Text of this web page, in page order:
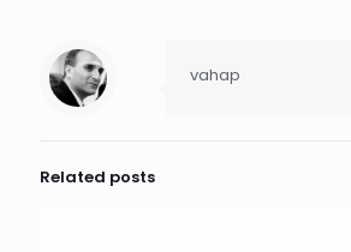
vahap
Related posts